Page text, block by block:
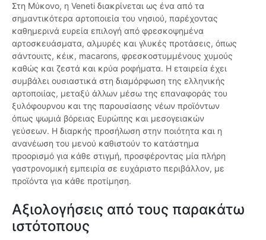
Στη Μύκονο, η Veneti διακρίνεται ως ένα από τα
σημαντικότερα αρτοποιεία του νησιού, παρέχοντας
καθημερινά ευρεία επιλογή από φρεσκοψημένα
αρτοσκευάσματα, αλμυρές και γλυκές προτάσεις, όπως
σάντουιτς, κέικ, macarons, φρεσκοστυμμένους χυμούς
καθώς και ζεστά και κρύα ροφήματα. Η εταιρεία έχει
συμβάλει ουσιαστικά στη διαμόρφωση της ελληνικής
αρτοποιίας, μεταξύ άλλων μέσω της επαναφοράς του
ξυλόφουρνου και της παρουσίασης νέων προϊόντων
όπως ψωμιά βόρειας Ευρώπης και μεσογειακών
γεύσεων. Η διαρκής προσήλωση στην ποιότητα και η
ανανέωση του μενού καθιστούν το κατάστημα
προορισμό για κάθε στιγμή, προσφέροντας μία πλήρη
γαστρονομική εμπειρία σε ευχάριστο περιβάλλον, με
προϊόντα για κάθε προτίμηση.
Αξιολογήσεις από τους παρακάτω
ιστότοπους